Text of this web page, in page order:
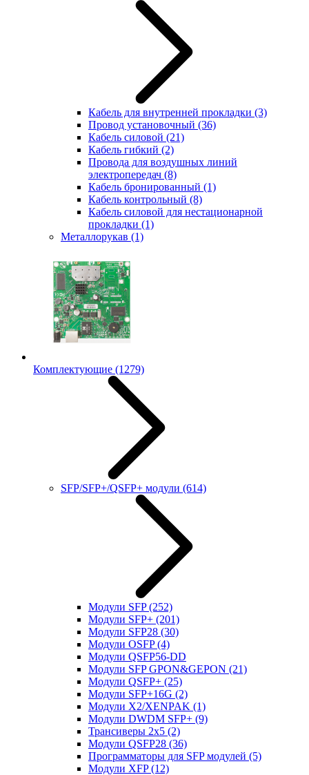
Кабель для внутренней прокладки (3)
Провод установочный (36)
Кабель силовой (21)
Кабель гибкий (2)
Провода для воздушных линий
электропередач (8)
Кабель бронированный (1)
Кабель контрольный (8)
Кабель силовой для нестационарной
прокладки (1)
Металлорукав (1)
Комплектующие (1279)
SFP/SFP+/QSFP+ модули (614)
Модули SFP(252)
Модули SFP+ (201)
Модули SFP28 (30)
Модули OSFP(4)
Модули QSFP56-DD
Модули SFP GPON&GEPON (21)
Модули QSFP+ (25)
Модули SFP+16G (2)
Модули X2/XENPAK (1)
Модули DWDM SFP+ (9)
Трансиверы 2x5 (2)
Модули QSFP28 (36)
Программаторы для SFP модулей (5)
Модули XFP(12)